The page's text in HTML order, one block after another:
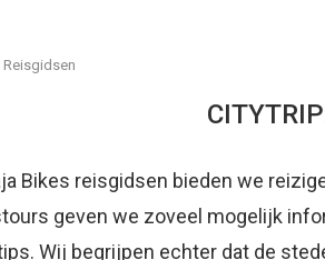
Reisgidsen
Bikes reisgidsen bieden we
geven we zoveel mogelijk
Wij begrijpen echter dat de